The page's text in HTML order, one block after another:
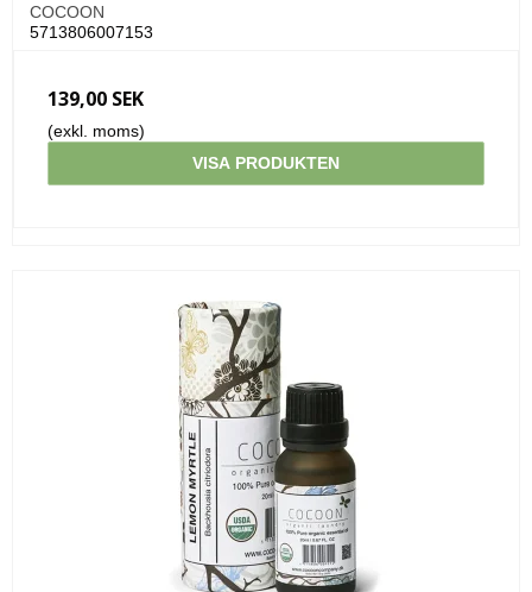
COCOON
5713806007153
139,00 SEK
(exkl. moms)
VISA PRODUKTEN